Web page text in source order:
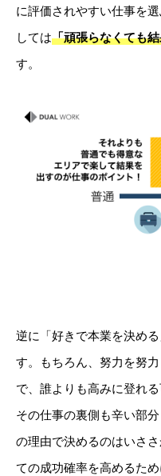
に評価されやすい仕事を
しては「頑張らなくても
す。
逆に「好きで本業を決め
す。もちろん、努力を努
で、誰よりも高みに登れ
その仕事の裏側も辛い部
の理由で決めるのはいさ
ての成功確率を高めるた